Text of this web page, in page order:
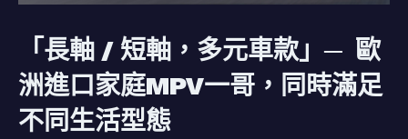
「長軸 / 短軸，多元車款」─ 歐
洲進口家庭MPV一哥，同時滿足
不同生活型態